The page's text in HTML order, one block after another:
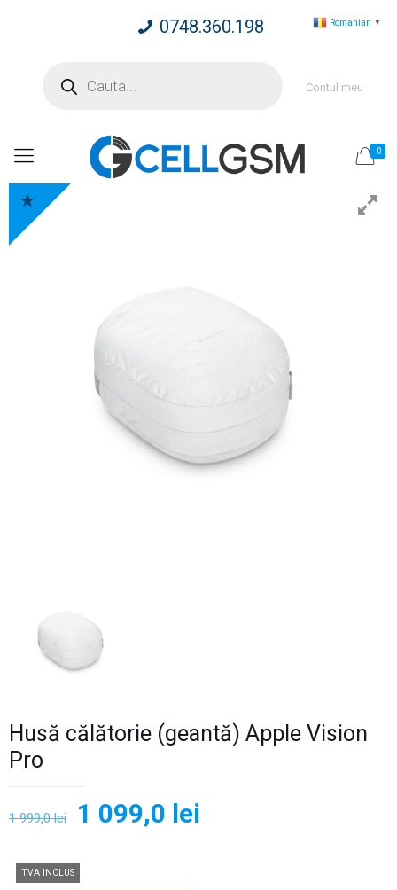
0748.360.198
search
Contul meu
0
Husă călătorie (geantă) Apple Vision
Pro
1 999,0lei
Prețul
a
1 099,0 lei
TVA INCLUS
Romanian ▼